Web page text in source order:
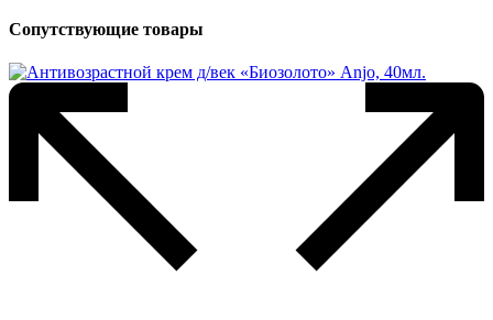
Сопутствующие товары